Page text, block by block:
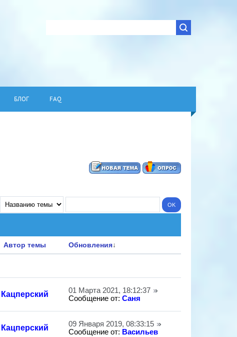
БЛОГ FAQ
Автор темы Обновления↓
Кацперский
01 Марта 2021, 18:12:37
Сообщение от: Саня
Кацперский
09 Января 2019, 08:33:15
Сообщение от: Васильев